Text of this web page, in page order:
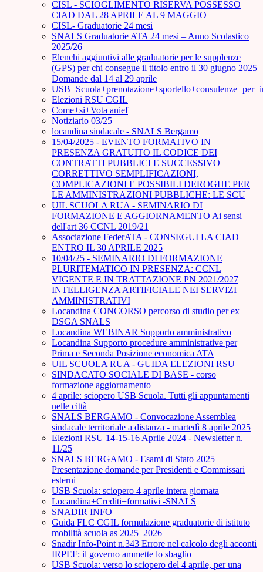
CISL - SCIOGLIMENTO RISERVA POSSESSO
CIAD DAL 28 APRILE AL 9 MAGGIO
CISL- Graduatorie 24 mesi
SNALS Graduatorie ATA 24 mesi – Anno Scolastico
2025/26
Elenchi aggiuntivi alle graduatorie per le supplenze
(GPS) per chi consegue il titolo entro il 30 giugno 2025
Domande dal 14 al 29 aprile
Elezioni RSU CGIL
Come+si+Vota anief
Notiziario 03/25
locandina sindacale - SNALS Bergamo
15/04/2025 - EVENTO FORMATIVO IN
PRESENZA GRATUITO IL CODICE DEI
CONTRATTI PUBBLICI E SUCCESSIVO
CORRETTIVO SEMPLIFICAZIONI,
COMPLICAZIONI E POSSIBILI DEROGHE PER
LE AMMINISTRAZIONI PUBBLICHE: LE SCU
UIL SCUOLA RUA - SEMINARIO DI
FORMAZIONE E AGGIORNAMENTO Ai sensi
dell'art 36 CCNL 2019/21
Associazione FederATA - CONSEGUI LA CIAD
ENTRO IL 30 APRILE 2025
10/04/25 - SEMINARIO DI FORMAZIONE
PLURITEMATICO IN PRESENZA: CCNL
VIGENTE E IN TRATTAZIONE PN 2021/2027
INTELLIGENZA ARTIFICIALE NEI SERVIZI
AMMINISTRATIVI
Locandina CONCORSO percorso di studio per ex
DSGA SNALS
Locandina WEBINAR Supporto amministrativo
Locandina Supporto procedure amministrative per
Prima e Seconda Posizione economica ATA
UIL SCUOLA RUA - GUIDA ELEZIONI RSU
SINDACATO SOCIALE DI BASE - corso
formazione aggiornamento
4 aprile: sciopero USB Scuola. Tutti gli appuntamenti
nelle città
SNALS BERGAMO - Convocazione Assemblea
sindacale territoriale a distanza - martedì 8 aprile 2025
Elezioni RSU 14-15-16 Aprile 2024 - Newsletter n.
11/25
SNALS BERGAMO - Esami di Stato 2025 –
Presentazione domande per Presidenti e Commissari
esterni
USB Scuola: sciopero 4 aprile intera giornata
Locandina+Crediti+formativi -SNALS
SNADIR INFO
Guida FLC CGIL formulazione graduatorie di istituto
mobilità scuola as 2025_2026
Snadir Info-Point n.343 Errore nel calcolo degli acconti
IRPEF: il governo ammette lo sbaglio
USB Scuola: verso lo sciopero del 4 aprile, per una